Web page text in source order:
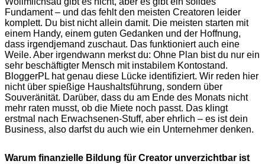
Fundament – und das fehlt den meisten Creatoren leider
komplett. Du bist nicht allein damit. Die meisten starten mit
einem Handy, einem guten Gedanken und der Hoffnung,
dass irgendjemand zuschaut. Das funktioniert auch eine
Weile. Aber irgendwann merkst du: Ohne Plan bist du nur ein
sehr beschäftigter Mensch mit instabilem Kontostand.
BloggerPL hat genau diese Lücke identifiziert. Wir reden hier
nicht über spießige Haushaltsführung, sondern über
Souveränität. Darüber, dass du am Ende des Monats nicht
mehr raten musst, ob die Miete noch passt. Das klingt
erstmal nach Erwachsenen-Stuff, aber ehrlich – es ist dein
Business, also darfst du auch wie ein Unternehmer denken.
Warum finanzielle Bildung für Creator unverzichtbar ist